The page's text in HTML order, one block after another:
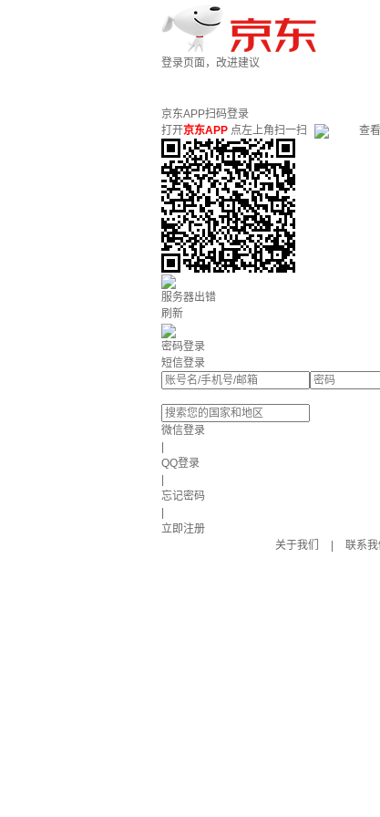
登录页面，改进建议
京东APP扫码登录
打开京东APP 点左上角扫一扫 查
服务器出错
刷新
密码登录
短信登录
微信登录
QQ登录
忘记密码
立即注册
关于我们
联系我